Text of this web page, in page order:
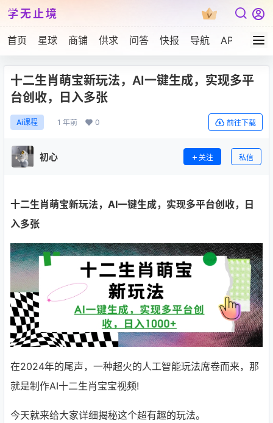
学无止境
首页 星球 商铺 供求 问答 快报 导航 APP下载
十二生肖萌宝新玩法，AI一键生成，实现多平
台创收，日入多张
Ai课程 1 年前 0 前往下载
初心 关注 私信
十二生肖萌宝新玩法 ，AI一键生成，实现多平台创收，日
入多张
在2024年的尾声，一种超火的人工智能玩法席卷而来，那
就是制作AI十二生肖宝宝视频!
今天就来给大家详细揭秘这个超有趣的玩法。